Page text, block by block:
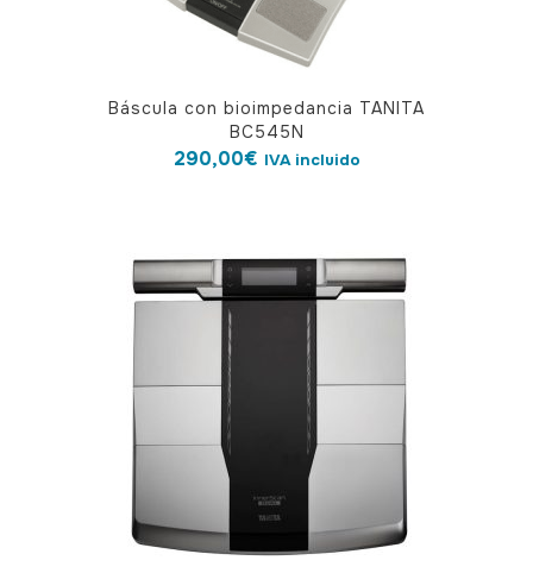
Báscula con bioimpedancia TANITA
BC545N
290,00€ IVA incluido